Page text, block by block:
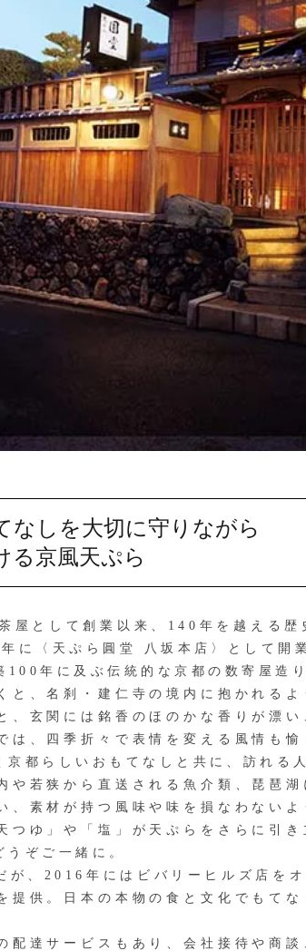
なしを大切に守りながら
る京風天ぷら
として創業以来、140年を越える歴
に〈天ぷら圓堂 八坂本店〉として開
年に及ぶ伝統的な京都の数寄屋造
と、名刹・建仁寺の境内に抱かれる
、玄関には銘香のほのかな香りが漂
は、四季折々で表情を変える風情も
都らしいおもてなしと共に、訪れる
若狭から直送される魚介類、琵琶
、素材が持つ風味や味を損なわない
つゆ」や「塩」が天ぷらをさらに引
ぞご一緒に。
、2016年にはビバリーヒルズ店を
提供。日本の本物の食と文化でもて
達サービスもあり、会社接待や商